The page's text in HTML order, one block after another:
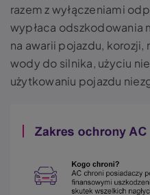
razem z wyłączeniami
wypłaca odszkodowania
na awarii pojazdu, korozji,
wody do silnika, użyciu
użytkowaniu pojazdu